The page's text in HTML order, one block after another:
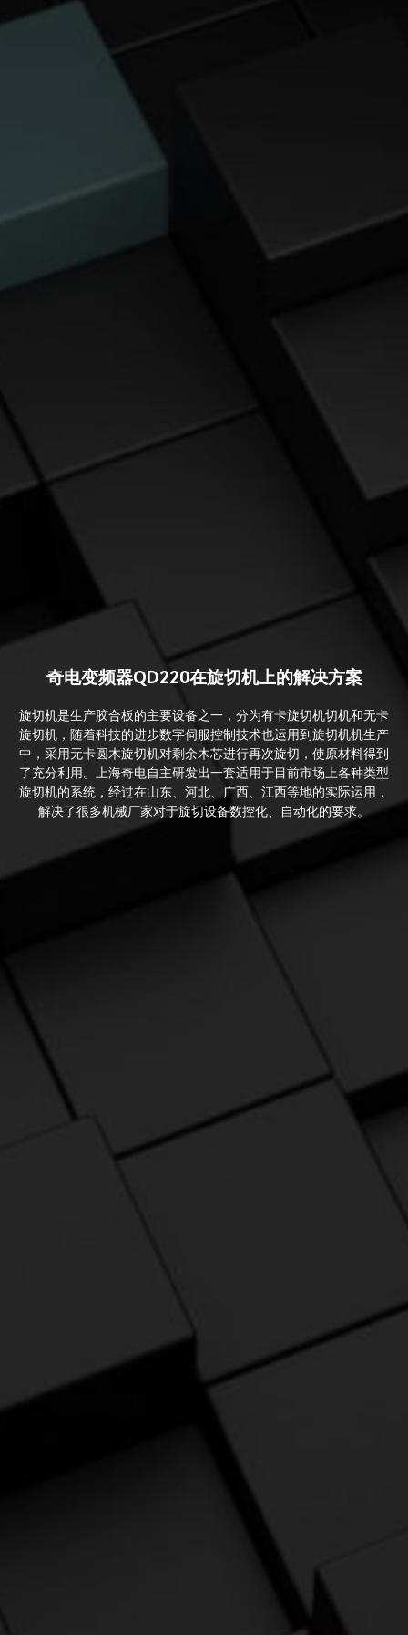
奇电变频器QD220在旋切机上的解决方案
旋切机是生产胶合板的主要设备之一，分为有卡旋切机切机和无卡
旋切机，随着科技的进步数字伺服控制技术也运用到旋切机机生产
中，采用无卡圆木旋切机对剩余木芯进行再次旋切，使原材料得到
了充分利用。上海奇电自主研发出一套适用于目前市场上各种类型
旋切机的系统，经过在山东、河北、广西、江西等地的实际运用，
解决了很多机械厂家对于旋切设备数控化、自动化的要求。